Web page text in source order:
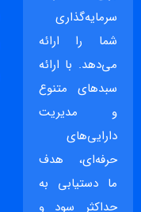
سرمایه‌گذاری
شما را ارائه
می‌دهد. با ارائه
سبدهای متنوع
و مدیریت
دارایی‌های
حرفه‌ای، هدف
ما دستیابی به
حداکثر سود و